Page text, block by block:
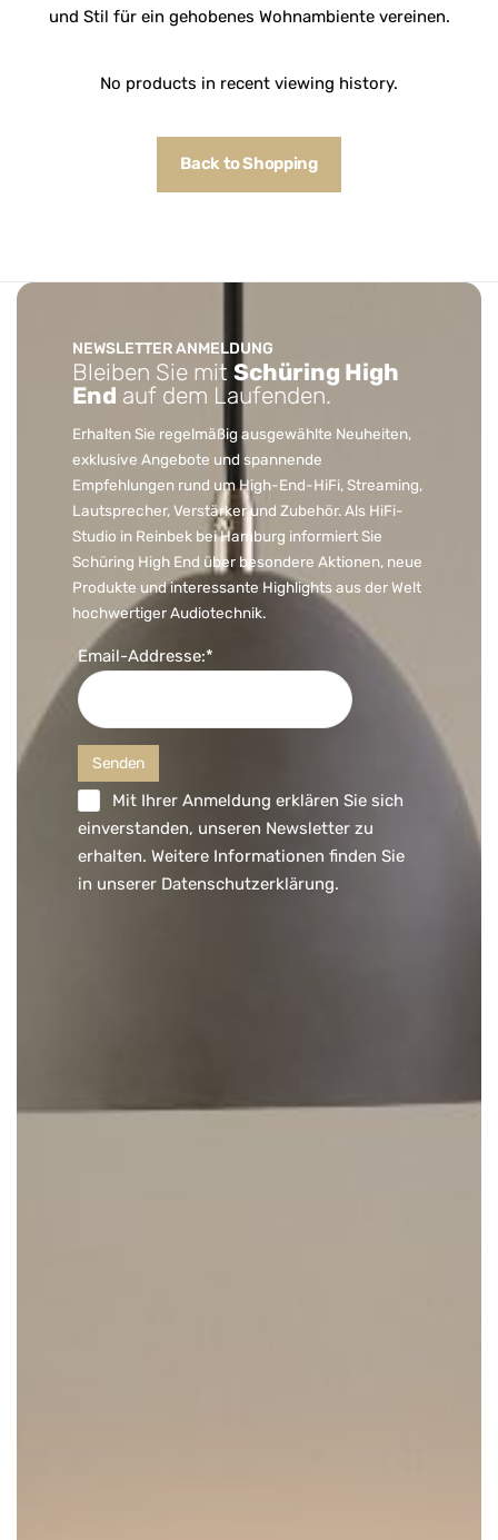
und Stil für ein gehobenes Wohnambiente vereinen.
No products in recent viewing history.
Back to Shopping
NEWSLETTER ANMELDUNG
Bleiben Sie mit Schüring High
End auf dem Laufenden.
Erhalten Sie regelmäßig ausgewählte Neuheiten,
exklusive Angebote und spannende
Empfehlungen rund um High-End-HiFi, Streaming,
Lautsprecher, Verstärker und Zubehör. Als HiFi-
Studio in Reinbek bei Hamburg informiert Sie
Schüring High End über besondere Aktionen, neue
Produkte und interessante Highlights aus der Welt
hochwertiger Audiotechnik.
Email-Addresse:*
Mit Ihrer Anmeldung erklären Sie sich
einverstanden, unseren Newsletter zu
erhalten. Weitere Informationen finden Sie
in unserer Datenschutzerklärung.